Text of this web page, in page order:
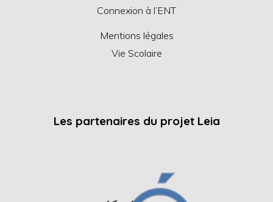
Connexion à l’ENT
Mentions légales
Vie Scolaire
Les partenaires du projet Leia